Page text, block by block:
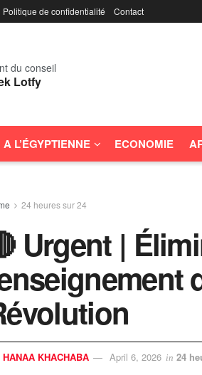
Politique de confidentialité Contact
du conseil
Lotfy
A L’ÉGYPTIENNE ECONOMIE
24 heures sur 24
Urgent |
HANAA KHACHABA April 6, 2026 in 24